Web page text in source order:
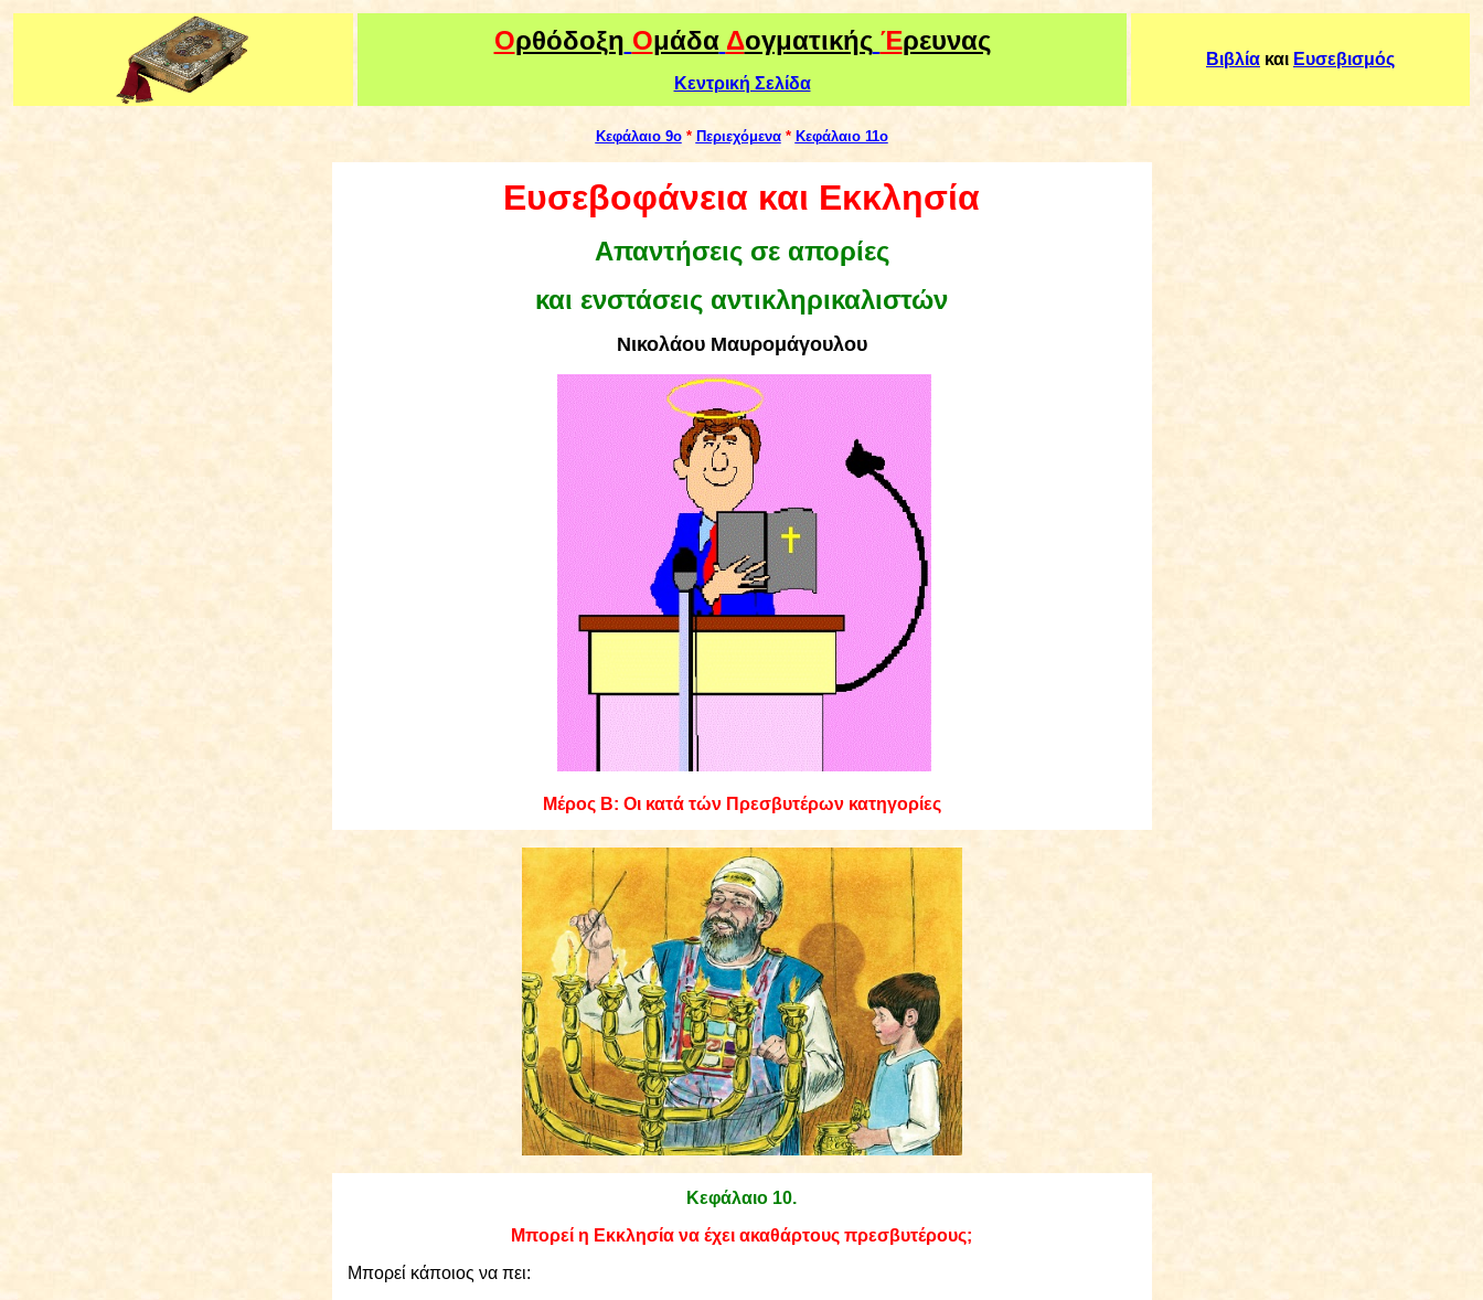
Ορθόδοξη Ομάδα Δογματικής Έρευνας
Κεντρική Σελίδα
Βιβλία και Ευσεβισμός
Kεφάλαιο 9ο* Περιεχόμενα* Kεφάλαιο 11ο
Ευσεβοφάνεια και Εκκλησία
Απαντήσεις σε απορίες
και ενστάσεις αντικληρικαλιστών
Νικολάου Μαυρομάγουλου
Μέρος Β: Οι κατά τών Πρεσβυτέρων κατηγορίες
Κεφάλαιο 10.
Μπορεί η Εκκλησία να έχει ακαθάρτους πρεσβυτέρους;
Μπορεί κάποιος να πει: